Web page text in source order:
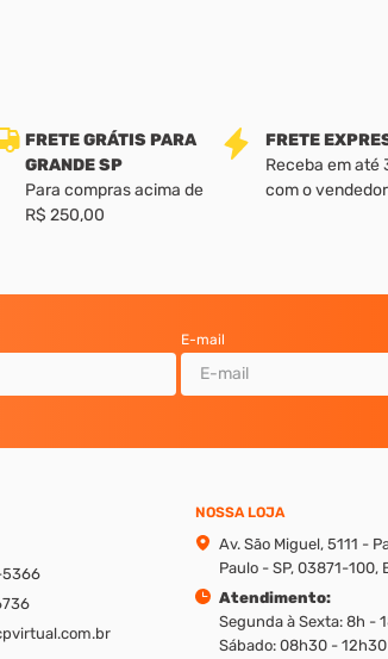
FRETE GRÁTIS PARA
GRANDE SP
Para compras acima de
R$ 250,00
FRETE
Receba em até
com o vendedor
E-mail
5366
NOSSA LOJA
Av. São Miguel, 5111 -
Paulo - SP, 03871-100,
Atendimento:
Segunda à Sexta: 8h -
Sábado: 08h30 - 12h30